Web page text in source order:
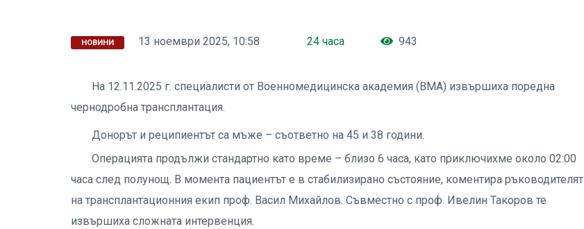
НОВИНИ 13 ноември 2025, 10:58 24 часа 943
На 12.11.2025 г. специалисти от Военномедицинска академия (ВМА) извършиха поредна
чернодробна трансплантация.
Донорът и реципиентът са мъже – съответно на 45 и 38 години.
Операцията продължи стандартно като време – близо 6 часа, като приключихме около 02:00
часа след полунощ. В момента пациентът е в стабилизирано състояние, коментира ръководителят
на трансплантационния екип проф. Васил Михайлов. Съвместно с проф. Ивелин Такоров те
извършиха сложната интервенция.